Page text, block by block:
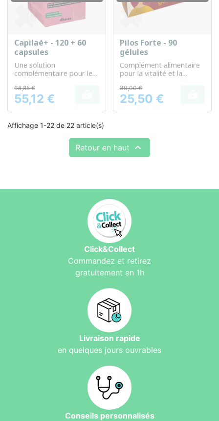
Capilaé+ - 120 + 60
capsules
Une solution
complémentaire pour le
cheveux
Prix
64,85 €
55,12 €
Pilos Forte - 90
gélules
Complément alimentaire
pour la vitalité et la
Prix
30,00 €
25,50 €
Affichage 1-22 de 22 article(s)
Retour en haut 
Click&Collect
Commandez et retirez
gratuitement en 1h
Livraison rapide
en quelques jours ouvrables
Conseils personnalisés